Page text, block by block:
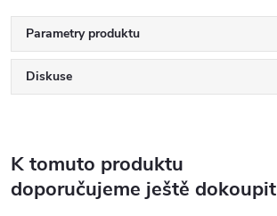
Parametry produktu
Diskuse
K tomuto produktu
doporučujeme ještě dokoupit